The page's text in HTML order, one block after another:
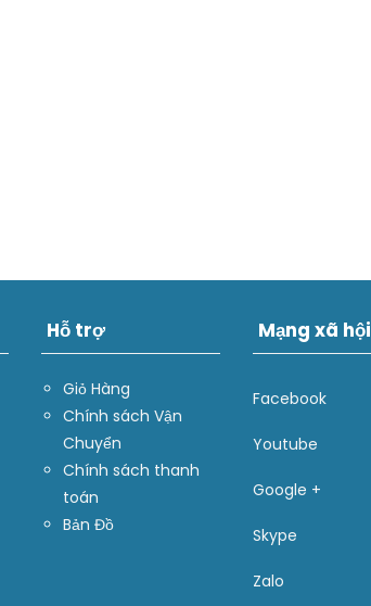
Hỗ trợ
Giỏ Hàng
Chính sách Vận
Chuyển
Chính sách thanh
toán
Bản Đồ
Mạng xã hội
Facebook
Youtube
Google +
Skype
Zalo